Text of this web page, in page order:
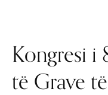
Kongresi i
të Grave